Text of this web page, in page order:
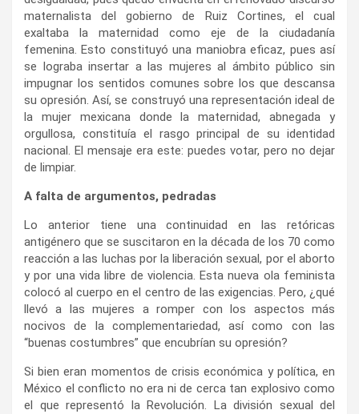
maternalista del gobierno de Ruiz Cortines, el cual
exaltaba la maternidad como eje de la ciudadanía
femenina. Esto constituyó una maniobra eficaz, pues así
se lograba insertar a las mujeres al ámbito público sin
impugnar los sentidos comunes sobre los que descansa
su opresión. Así, se construyó una representación ideal de
la mujer mexicana donde la maternidad, abnegada y
orgullosa, constituía el rasgo principal de su identidad
nacional. El mensaje era este: puedes votar, pero no dejar
de limpiar.
A falta de argumentos, pedradas
Lo anterior tiene una continuidad en las retóricas
antigénero que se suscitaron en la década de los 70 como
reacción a las luchas por la liberación sexual, por el aborto
y por una vida libre de violencia. Esta nueva ola feminista
colocó al cuerpo en el centro de las exigencias. Pero, ¿qué
llevó a las mujeres a romper con los aspectos más
nocivos de la complementariedad, así como con las
“buenas costumbres” que encubrían su opresión?
Si bien eran momentos de crisis económica y política, en
México el conflicto no era ni de cerca tan explosivo como
el que representó la Revolución. La división sexual del